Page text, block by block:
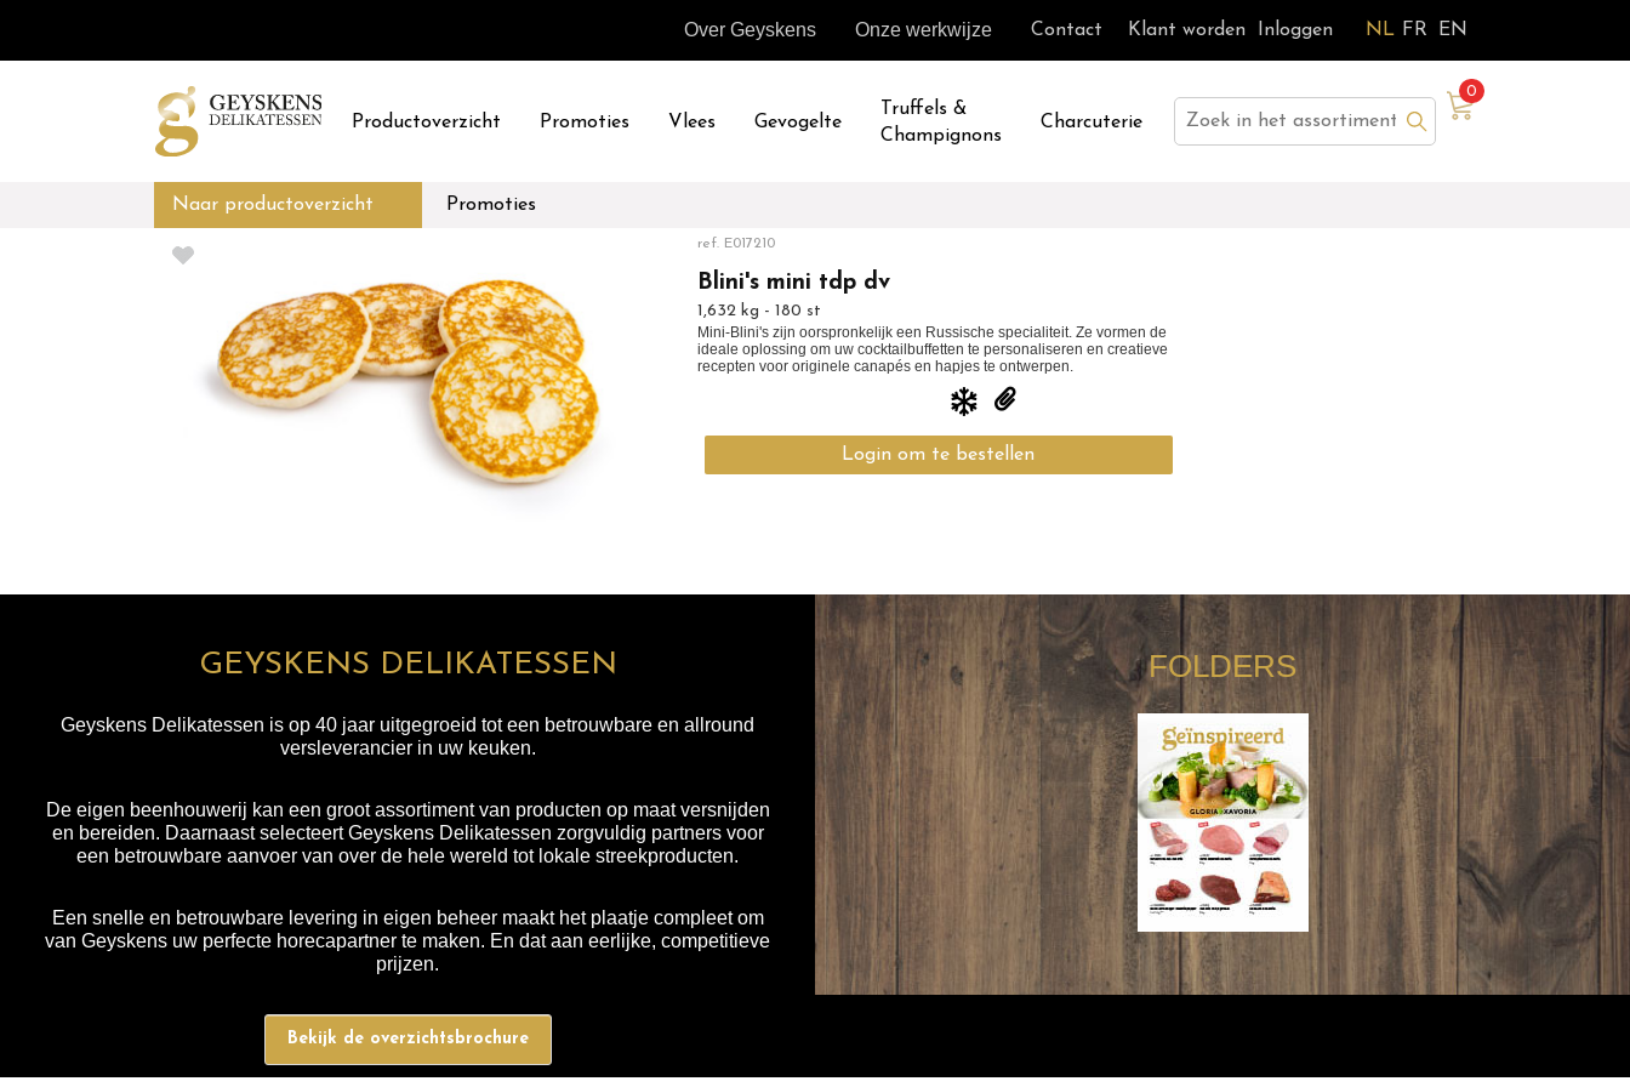
Over Geyskens Onze werkwijze Contact Klant worden Inloggen NL FR EN
Zoek
Productoverzicht Promoties Vlees Gevogelte
Truffels &
Champignons
Charcuterie
0
Naar productoverzicht Promoties
ref. E017210
Blini's mini tdp dv
1,632 kg - 180 st
Mini-Blini's zijn oorspronkelijk een Russische specialiteit. Ze vormen de
ideale oplossing om uw cocktailbuffetten te personaliseren en creatieve
recepten voor originele canapés en hapjes te ontwerpen.
Login om te bestellen
Terug naar overzicht
GEYSKENS DELIKATESSEN
Geyskens Delikatessen is op 40 jaar uitgegroeid tot een betrouwbare en allround
versleverancier in uw keuken.
De eigen beenhouwerij kan een groot assortiment van producten op maat versnijden
en bereiden. Daarnaast selecteert Geyskens Delikatessen zorgvuldig partners voor
een betrouwbare aanvoer van over de hele wereld tot lokale streekproducten.
Een snelle en betrouwbare levering in eigen beheer maakt het plaatje compleet om
van Geyskens uw perfecte horecapartner te maken. En dat aan eerlijke, competitieve
prijzen.
Bekijk de overzichtsbrochure
FOLDERS